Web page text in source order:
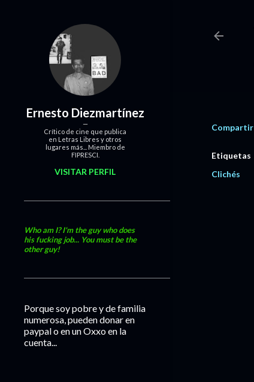
Compartir
Etiquetas
Clichés
Ernesto Diezmartínez
Crítico de cine que publica
en Letras Libres y otros
lugares más... Miembro de
FIPRESCI.
VISITAR PERFIL
Who am I? I'm the guy who does
his fucking job... You must be the
other guy!
Porque soy pobre y de familia
numerosa, pueden donar en
paypal o en un Oxxo en la
cuenta...